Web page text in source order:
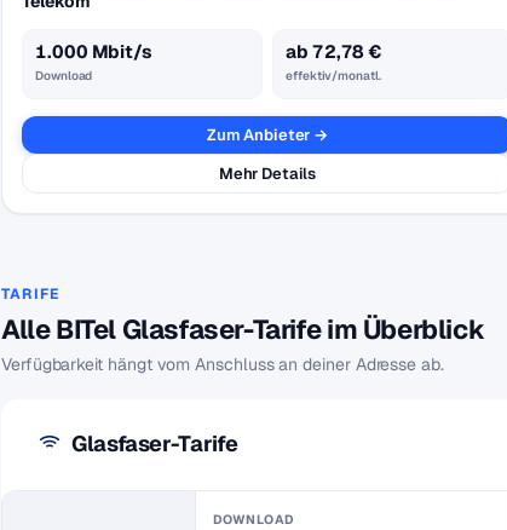
1.000 Mbit/s
Download
ab 72,78 €
effektiv/monatl.
Zum Anbieter →
Mehr Details
TARIFE
Alle BITel Glasfaser-Tarife im Überblick
Verfügbarkeit hängt vom Anschluss an deiner Adresse ab.
Glasfaser-Tarife
DOWNLOAD